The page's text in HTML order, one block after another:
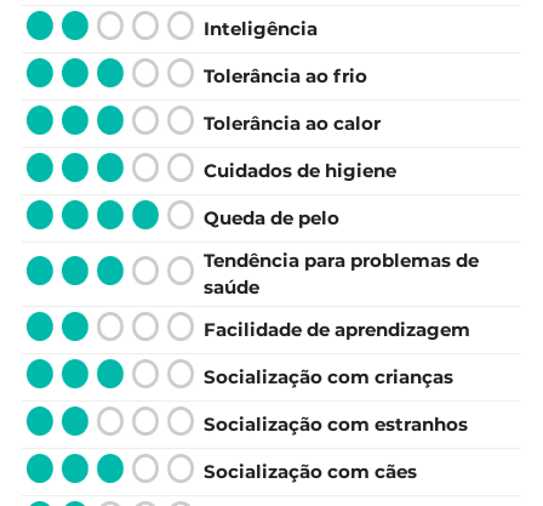
Inteligência
Tolerância ao frio
Tolerância ao calor
Cuidados de higiene
Queda de pelo
Tendência para problemas de
saúde
Facilidade de aprendizagem
Socialização com crianças
Socialização com estranhos
Socialização com cães